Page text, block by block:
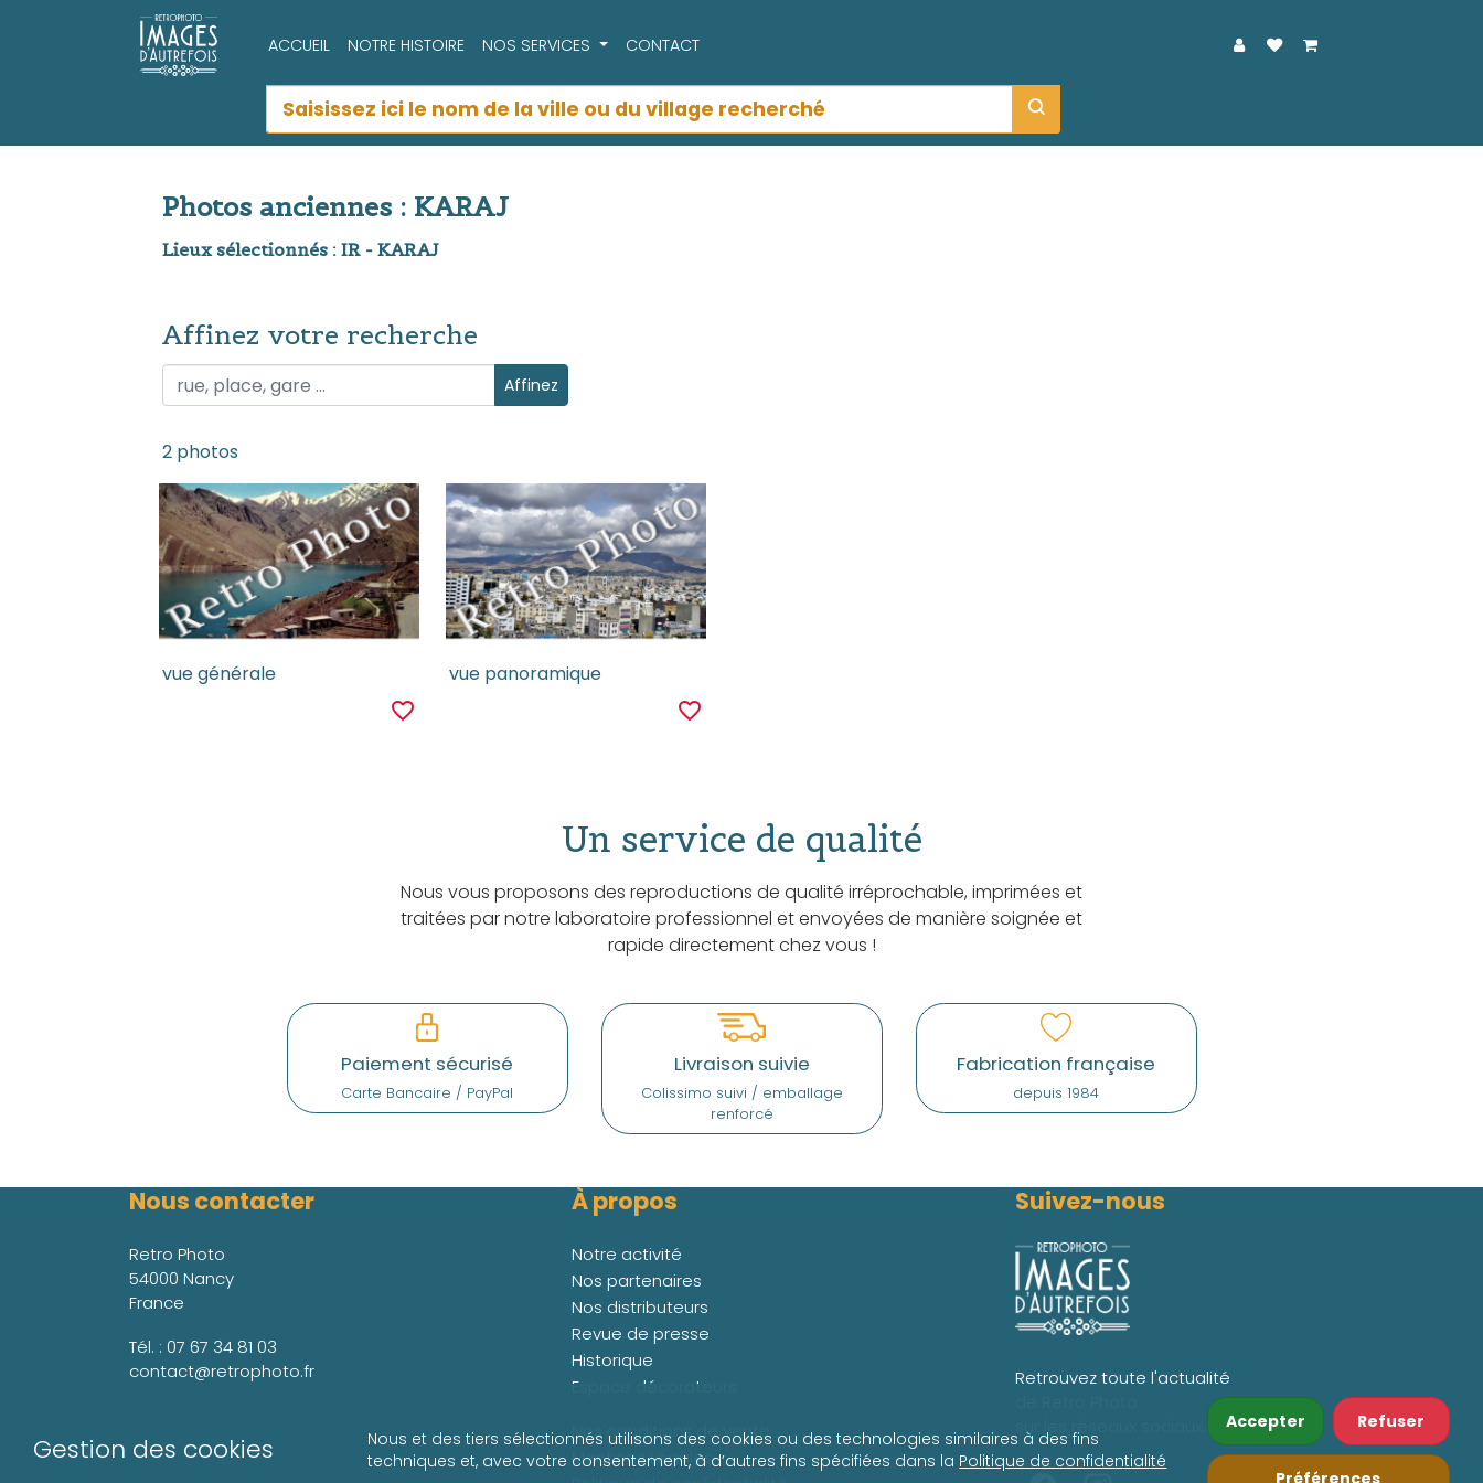
ACCUEIL NOTRE HISTOIRE NOS SERVICES CONTACT
Gestion des cookies
Nous et des tiers sélectionnés utilisons des cookies ou des technologies similaires à des fins
techniques et, avec votre consentement, à d’autres fins spécifiées dans la Politique de confidentialité
Accepter Refuser
Préférences
Photos anciennes : KARAJ
Lieux sélectionnés : IR - KARAJ
Affinez votre recherche
Affinez votre recherche Affinez
2 photos
vue générale
favorite_border
vue panoramique
favorite_border
Un service de qualité
Nous vous proposons des reproductions de qualité irréprochable, imprimées et
traitées par notre laboratoire professionnel et envoyées de manière soignée et
rapide directement chez vous !
Paiement sécurisé
Carte Bancaire / PayPal
Livraison suivie
Colissimo suivi / emballage
renforcé
Fabrication française
depuis 1984
Nous contacter
Retro Photo
54000 Nancy
France
Tél. : 07 67 34 81 03
contact@retrophoto.fr
À propos
Notre activité
Nos partenaires
Nos distributeurs
Revue de presse
Historique
Espace décorateurs
Nos conditions de vente
Mentions Légales
Suivez-nous
Retrouvez toute l'actualité